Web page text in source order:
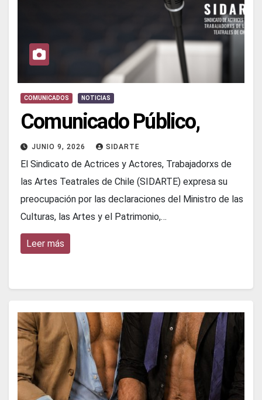
COMUNICADOS NOTICIAS
Comunicado Público,
JUNIO 9, 2026 SIDARTE
El Sindicato de Actrices y Actores, Trabajadorxs de
las Artes Teatrales de Chile (SIDARTE) expresa su
preocupación por las declaraciones del Ministro de las
Culturas, las Artes y el Patrimonio,…
Leer más